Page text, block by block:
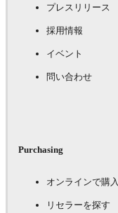
プレスリリース
採用情報
イベント
問い合わせ
Purchasing
オンラインで購入
リセラーを探す